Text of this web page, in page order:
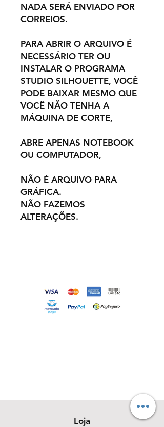
NADA SERÁ ENVIADO POR
CORREIOS.
PARA ABRIR O ARQUIVO É
NECESSÁRIO TER OU
INSTALAR O PROGRAMA
STUDIO SILHOUETTE, VOCÊ
PODE BAIXAR MESMO QUE
VOCÊ NÃO TENHA A
MÁQUINA DE CORTE,
ABRE APENAS NOTEBOOK
OU COMPUTADOR,
NÃO É ARQUIVO PARA
GRÁFICA.
NÃO FAZEMOS
ALTERAÇÕES.
Loja